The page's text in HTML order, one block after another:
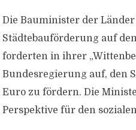
Die Bauminister der
Städtebauförderung auf
forderten in ihrer
Bundesregierung auf, den
Euro zu fördern. Die
Perspektive für den